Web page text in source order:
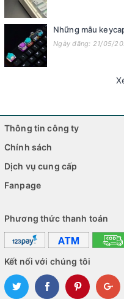
Những mẫu
Ngày đăng: 21/05/
Thông tin công ty
Chính sách
Dịch vụ cung cấp
Fanpage
Phương thức thanh toán
Kết nối với chúng tôi